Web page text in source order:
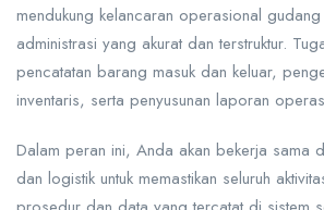
mendukung kelancaran operasional
administrasi yang akurat dan terstruktur.
pencatatan barang masuk dan keluar,
inventaris, serta penyusunan laporan
Dalam peran ini, Anda akan bekerja sama
dan logistik untuk memastikan seluruh